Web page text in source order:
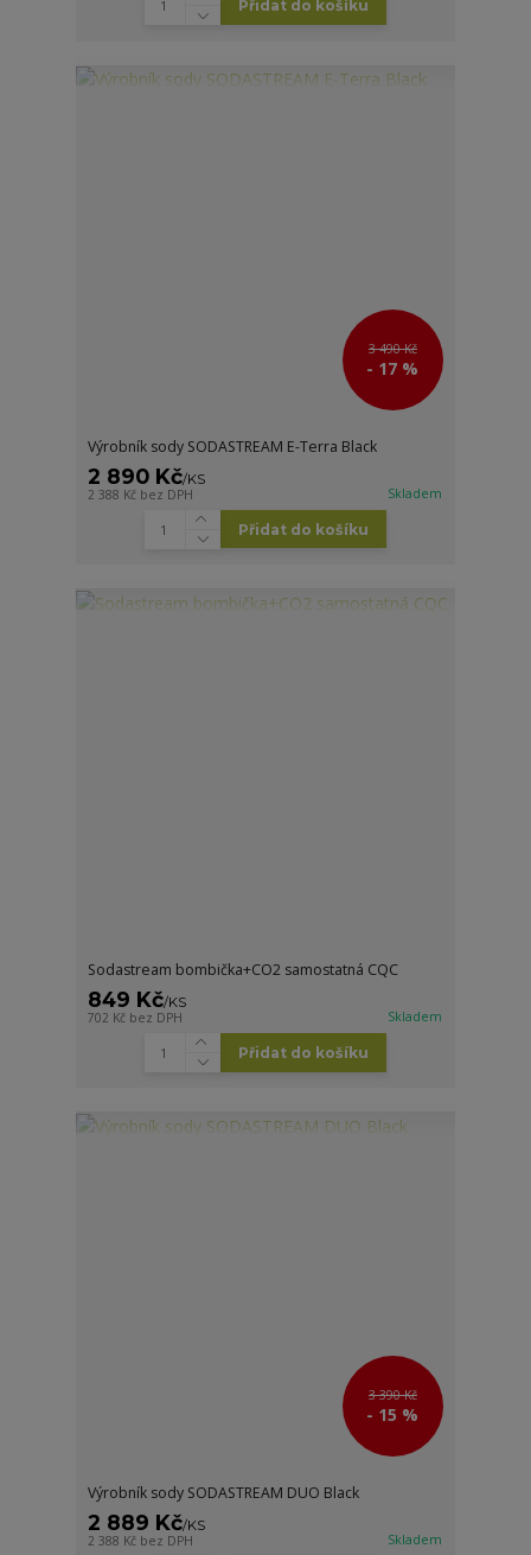
Přidat do košíku
3 490 Kč
- 17 %
Výrobník sody SODASTREAM E-Terra Black
2 890 Kč/KS
2 388 Kč bez DPH Skladem
Přidat do košíku
Sodastream bombička+CO2 samostatná CQC
849 Kč/KS
702 Kč bez DPH Skladem
Přidat do košíku
3 390 Kč
- 15 %
Výrobník sody SODASTREAM DUO Black
2 889 Kč/KS
2 388 Kč bez DPH Skladem